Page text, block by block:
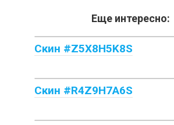
Еще интересно:
Скин #Z5X8H5K8S
Скин #R4Z9H7A6S